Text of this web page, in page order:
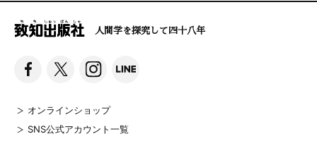
人間学を探究して四十八年
オンラインショップ
SNS公式アカウント一覧